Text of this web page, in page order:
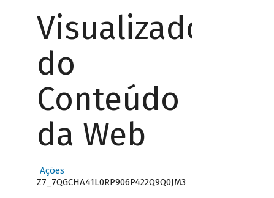
Visualizador
do
Conteúdo
da Web
Ações
Z7_7QGCHA41L0RP906P422Q9Q0JM3